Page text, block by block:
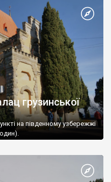
грузинської
на південному узбережжі